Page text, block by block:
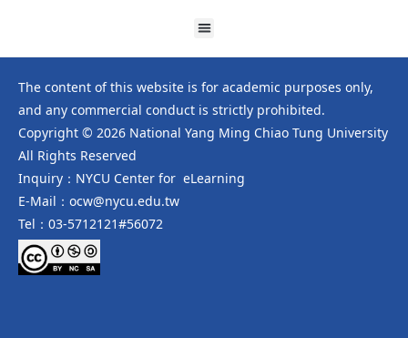
The content of this website is for academic purposes only,
and any commercial conduct is strictly prohibited.
Copyright © 2026 National Yang Ming Chiao Tung University
All Rights Reserved
Inquiry：NYCU Center for eLearning
E-Mail：ocw@nycu.edu.tw
Tel：03-5712121#56072